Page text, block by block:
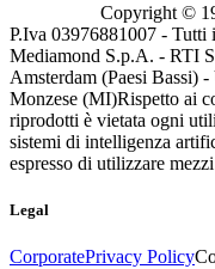
Copyright ©
P.Iva 03976881007 -
Mediamond S.p.A. - RTI
Amsterdam (Paesi Bassi)
Monzese (MI)Rispetto ai
riprodotti è vietata ogni
sistemi di intelligenza
espresso di utilizzare
Legal
CorporatePrivacy Policy